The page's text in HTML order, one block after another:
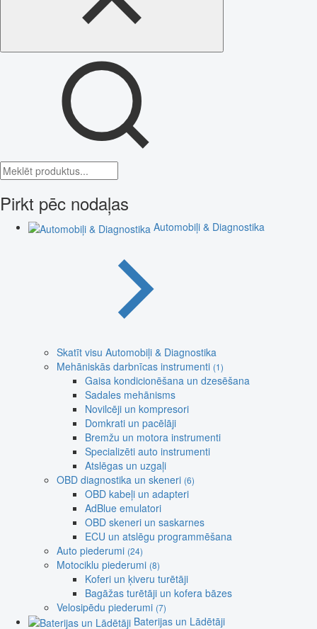
Pirkt pēc nodaļas
Automobiļi & Diagnostika
Skatīt visu Automobiļi & Diagnostika
Mehāniskās darbnīcas instrumenti (1)
Gaisa kondicionēšana un dzesēšana
Sadales mehānisms
Novilcēji un kompresori
Domkrati un pacēlāji
Bremžu un motora instrumenti
Specializēti auto instrumenti
Atslēgas un uzgaļi
OBD diagnostika un skeneri (6)
OBD kabeļi un adapteri
AdBlue emulatori
OBD skeneri un saskarnes
ECU un atslēgu programmēšana
Auto piederumi (24)
Motociklu piederumi (8)
Koferi un ķiveru turētāji
Bagāžas turētāji un kofera bāzes
Velosipēdu piederumi (7)
Baterijas un Lādētāji